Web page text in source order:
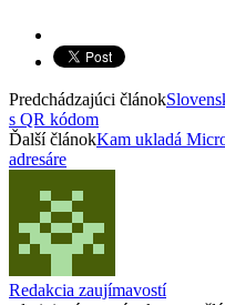
Predchádzajúci článok
s QR kódom
Ďalší článokKam ukladá
adresáre
Redakcia zaujímavostí